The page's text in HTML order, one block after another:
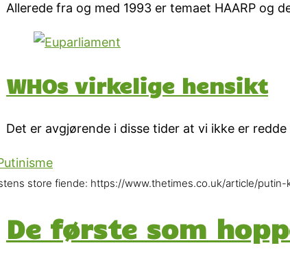
Allerede fra og med 1993 er temaet HAARP og
WHOs virkelige hensikt
Det er avgjørende i disse tider at vi ikke er
store fiende: https://www.thetimes.co.uk/article/
De første som